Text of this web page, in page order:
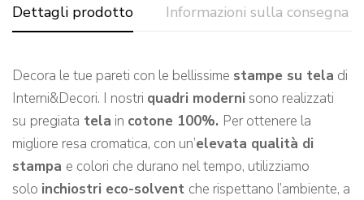
Dettagli prodotto Informazioni sulla consegna
Decora le tue pareti con le bellissime stampe su tela di
Interni&Decori. I nostri quadri moderni sono realizzati
su pregiata tela in cotone 100%. Per ottenere la
migliore resa cromatica, con un’elevata qualità di
stampa e colori che durano nel tempo, utilizziamo
solo inchiostri eco-solvent che rispettano l’ambiente, a